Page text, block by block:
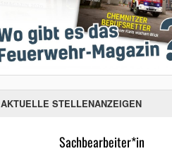
AKTUELLE STELLENANZEIGEN
Sachbearbeiter*in